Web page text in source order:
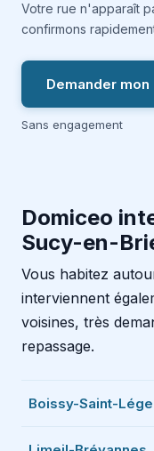
Votre rue n'apparaît
confirmons
Demander
Sans engagement
Domiceo
Sucy-en-
Vous habitez
interviennent
voisines, très
repassage.
Boissy-Saint-